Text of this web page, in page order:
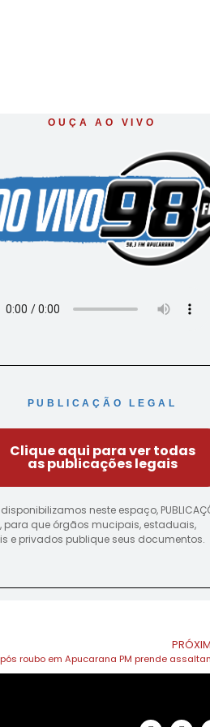
OUÇA AO VIVO
PUBLICAÇÃO LEGAL
Clique aqui para ver todas
as publicações legais
neste espaço,
para que órgãos mucipais, estaduais,
e privados publique seus documentos.
roubo em Apucarana PM prende